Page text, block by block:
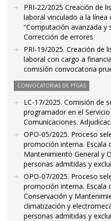
PRI-22/2025 Creación de
laboral vinculado a la línea
“Computación avanzada
Corrección de errores
PRI-19/2025. Creación de
laboral con cargo a
comisión convocatoria
CONVOCATORIAS DE PTGAS
LC-17/2025. Comisión de
programador en el
Comunicaciones.
OPO-05/2025. Proceso
promoción interna. Escala
Mantenimiento General y
personas admitidas y
OPO-07/2025. Proceso
promoción interna. Escala
Conservación y
climatización y
personas admitidas y